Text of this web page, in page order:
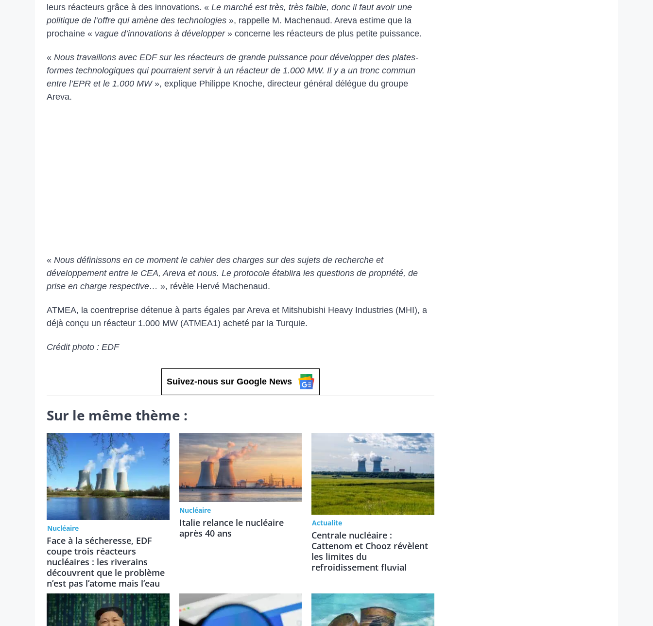
leurs réacteurs grâce à des innovations. « Le marché est très, très faible, donc il faut avoir une
politique de l’offre qui amène des technologies », rappelle M. Machenaud. Areva estime que la
prochaine « vague d’innovations à développer» concerne les réacteurs de plus petite puissance.
« Nous travaillons avec EDF sur les réacteurs de grande puissance pour développer des plates-
formes technologiques qui pourraient servir à un réacteur de 1.000 MW. Il y a un tronc commun
entre l’EPR et le 1.000 MW», explique Philippe Knoche, directeur général délégue du groupe
Areva.
« Nous définissons en ce moment le cahier des charges sur des sujets de recherche et
développement entre le CEA, Areva et nous. Le protocole établira les questions de propriété, de
prise en charge respective… », révèle Hervé Machenaud.
ATMEA, la coentreprise détenue à parts égales par Areva et Mitshubishi Heavy Industries (MHI), a
déjà conçu un réacteur 1.000 MW (ATMEA1) acheté par la Turquie.
Crédit photo : EDF
Suivez-nous sur Google News
Sur le même thème :
Nucléaire
Face à la sécheresse, EDF
coupe trois réacteurs
nucléaires : les riverains
découvrent que le problème
n’est pas l’atome mais l’eau
Nucléaire
Italie relance le nucléaire
après 40 ans
Actualite
Centrale nucléaire :
Cattenom et Chooz révèlent
les limites du
refroidissement fluvial